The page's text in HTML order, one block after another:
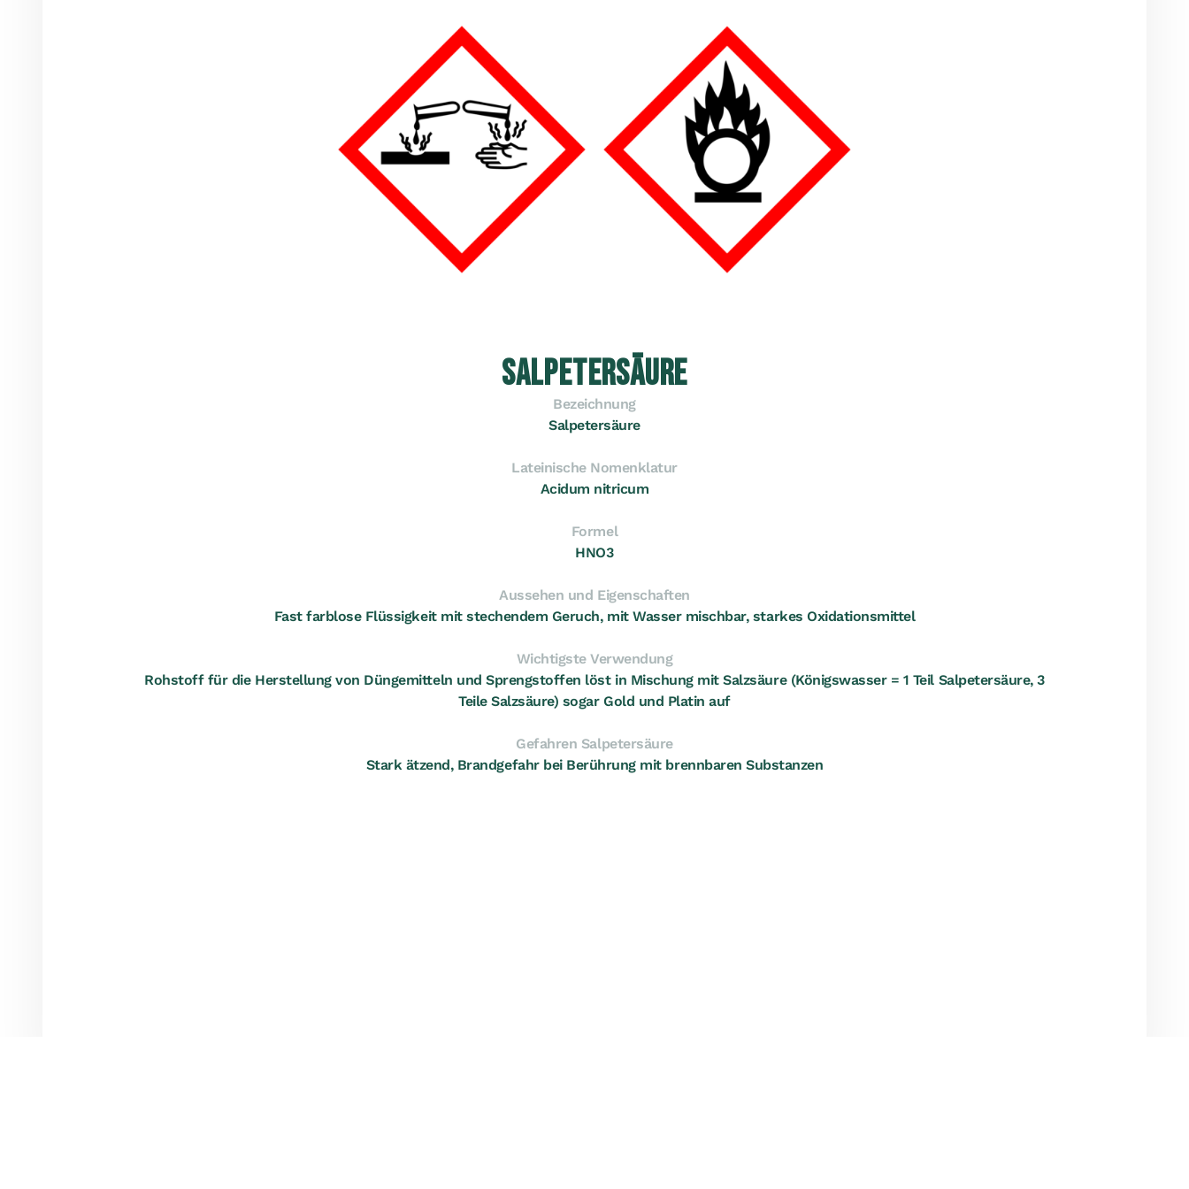
SALPETERSÄURE
Bezeichnung
Salpetersäure
Lateinische Nomenklatur
Acidum nitricum
Formel
HNO3
Aussehen und Eigenschaften
Fast farblose Flüssigkeit mit stechendem Geruch, mit Wasser mischbar, starkes Oxidationsmittel
Wichtigste Verwendung
Rohstoff für die Herstellung von Düngemitteln und Sprengstoffen löst in Mischung mit Salzsäure (Königswasser = 1 Teil Salpetersäure, 3
Teile Salzsäure) sogar Gold und Platin auf
Gefahren Salpetersäure
Stark ätzend, Brandgefahr bei Berührung mit brennbaren Substanzen